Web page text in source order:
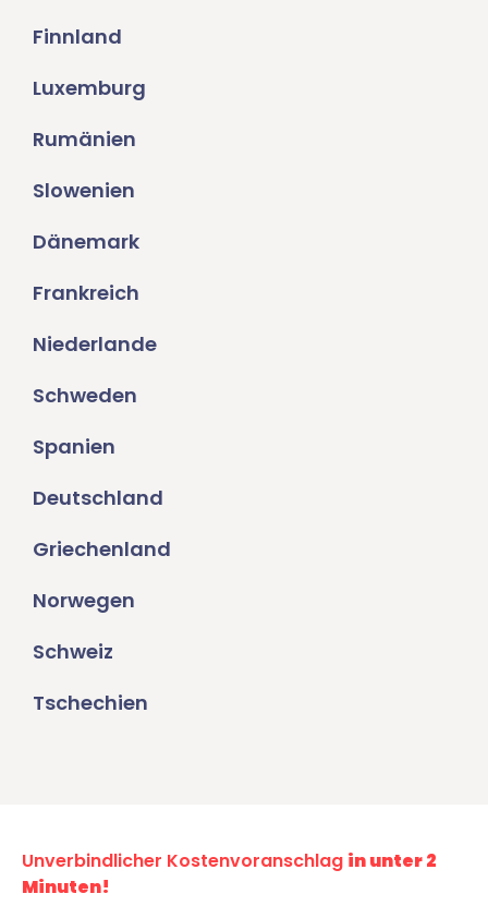
Finnland
Luxemburg
Rumänien
Slowenien
Dänemark
Frankreich
Niederlande
Schweden
Spanien
Deutschland
Griechenland
Norwegen
Schweiz
Tschechien
Unverbindlicher Kostenvoranschlag in unter 2
Minuten!